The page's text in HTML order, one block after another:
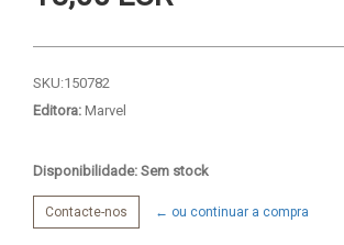
SKU:150782
Editora: Marvel
Disponibilidade: Sem stock
Contacte-nos ← ou continuar a compra